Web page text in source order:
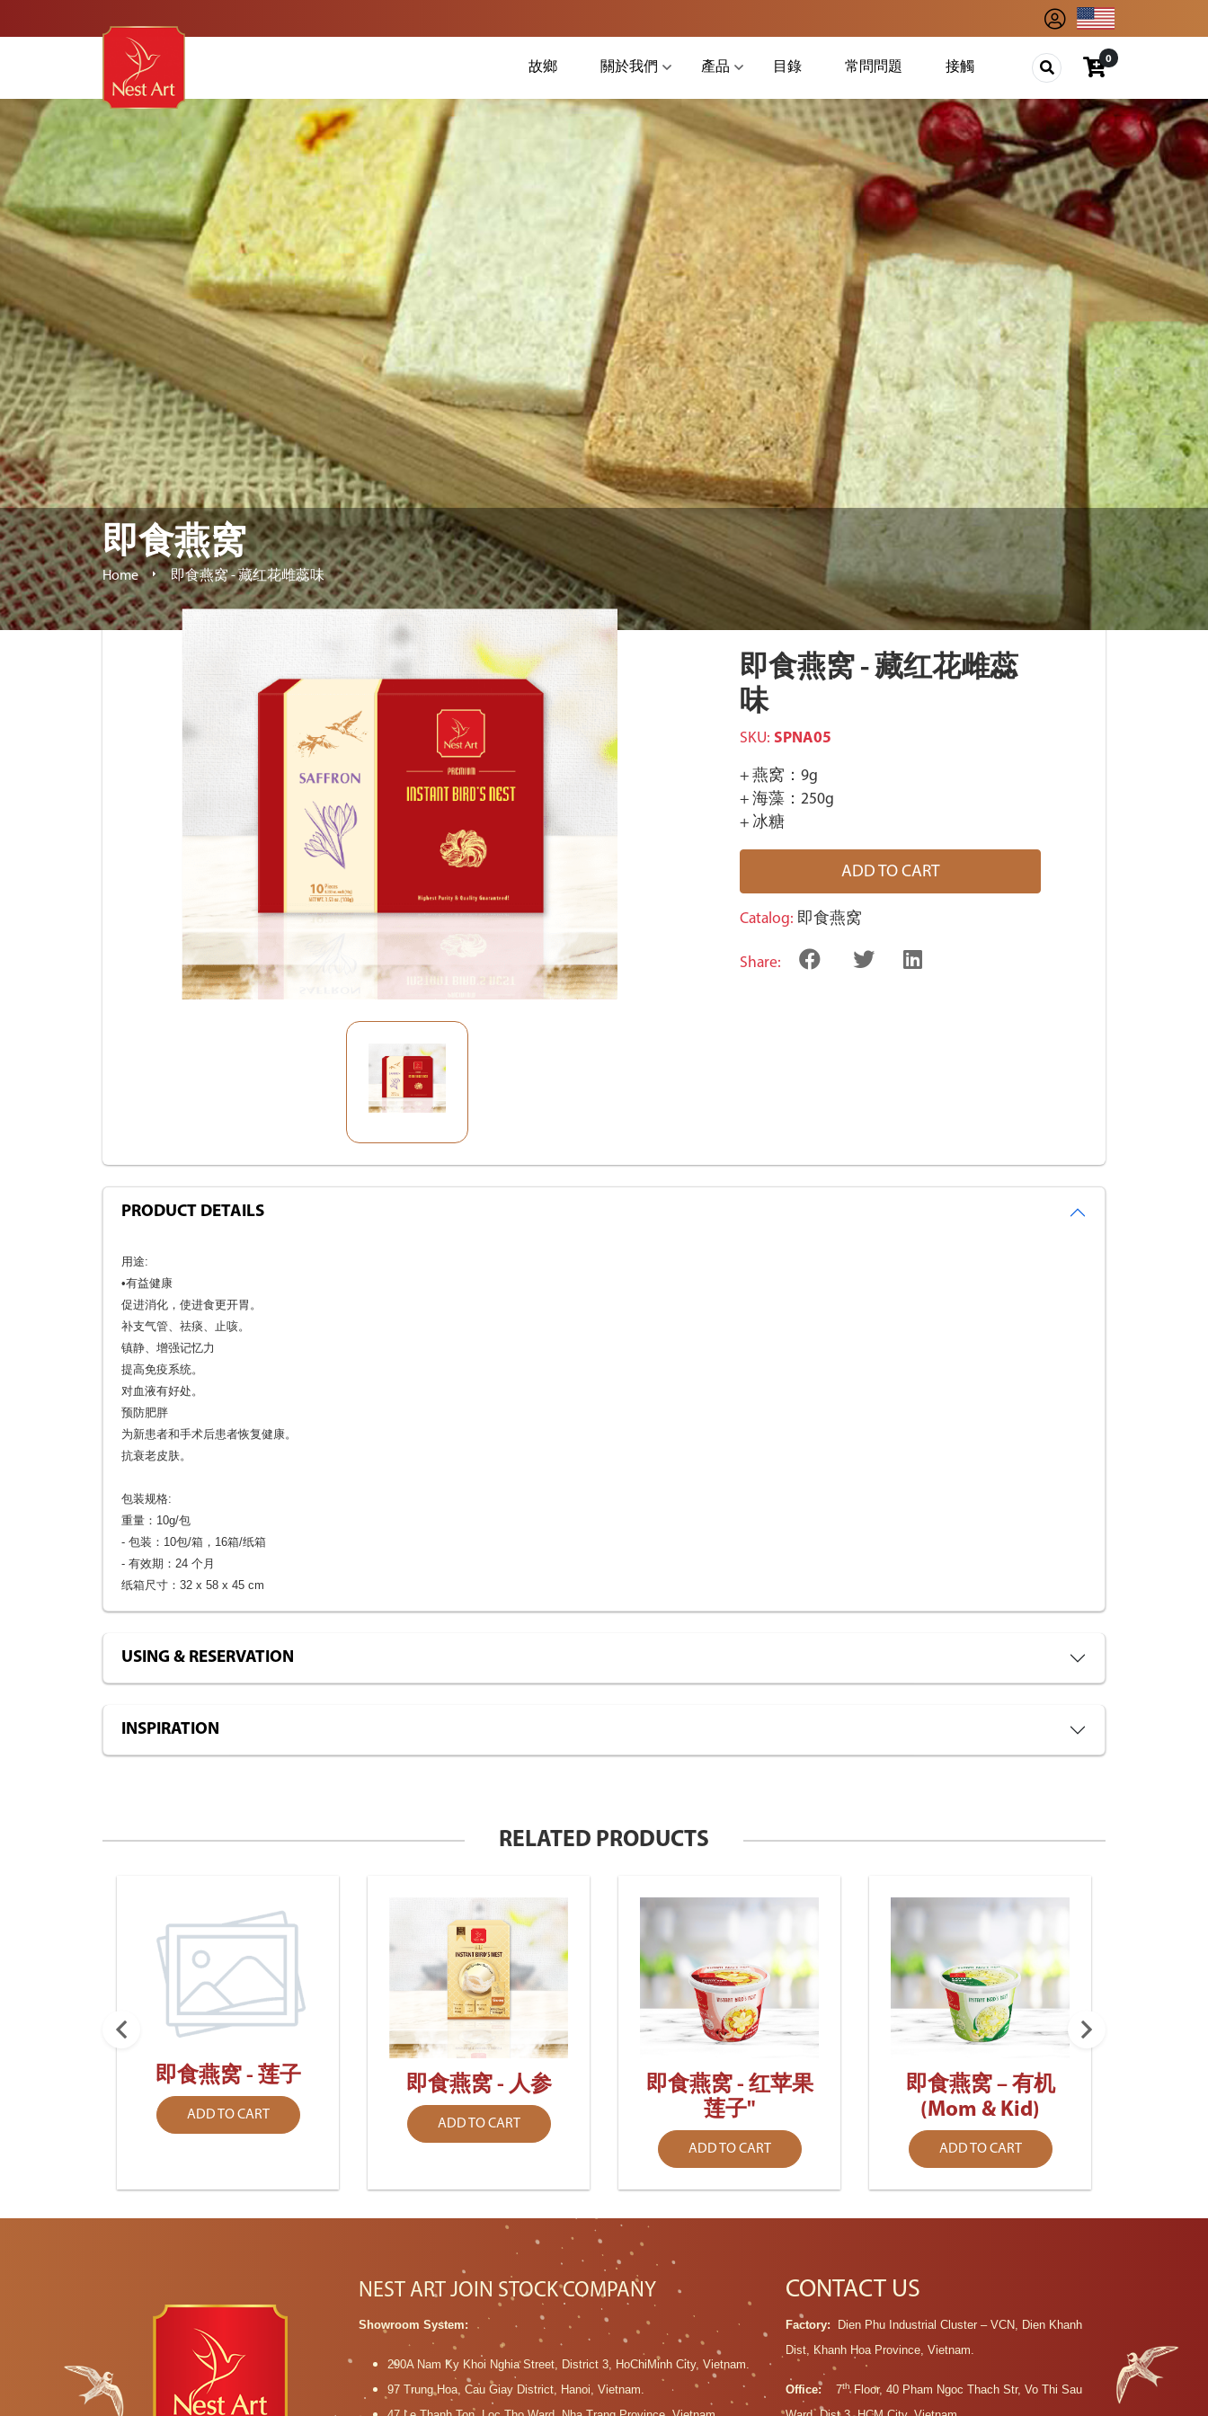
故鄉 關於我們 產品 目錄 常問問題 接觸
0
即食燕窝
Home 即食燕窝 - 藏红花雌蕊味
即食燕窝 - 藏红花雌蕊
味
SKU: SPNA05
+ 燕窝：9g
+ 海藻：250g
+ 冰糖
ADD TO CART
Catalog: 即食燕窝
Share:
PRODUCT DETAILS
用途:
•有益健康
促进消化，使进食更开胃。
补支气管、祛痰、止咳。
镇静、增强记忆力
提高免疫系统。
对血液有好处。
预防肥胖
为新患者和手术后患者恢复健康。
抗衰老皮肤。
包装规格:
重量：10g/包
- 包装：10包/箱，16箱/纸箱
- 有效期：24 个月
纸箱尺寸：32 x 58 x 45 cm
USING & RESERVATION
INSPIRATION
RELATED PRODUCTS
即食燕窝 - 莲子
ADD TO CART
即食燕窝 - 人参
ADD TO CART
即食燕窝 - 红苹果
莲子"
ADD TO CART
即食燕窝 – 有机
(Mom & Kid)
ADD TO CART
NEST ART JOIN STOCK COMPANY
Showroom System:
290A Nam Ky Khoi Nghia Street, District 3, HoChiMinh City, Vietnam.
97 Trung Hoa, Cau Giay District, Hanoi, Vietnam.
CONTACT US
Factory:
Dien Phu Industrial Cluster – VCN, Dien Khanh
Dist, Khanh Hoa Province, Vietnam.
Office: 7thFloor, 40 Pham Ngoc Thach Str, Vo Thi Sau